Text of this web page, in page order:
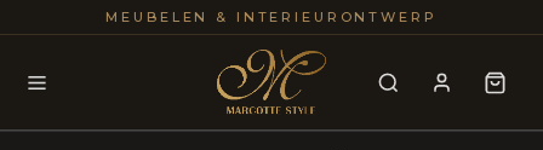
MEUBELEN & INTERIEURONTWERP25+